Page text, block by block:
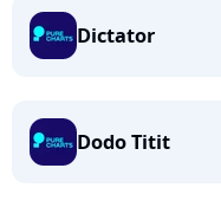
Dictator
Dodo Titit